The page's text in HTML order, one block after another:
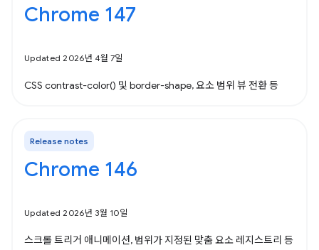
Chrome 147
Updated 2026년 4월 7일
CSS contrast-color() 및 border-shape, 요소 범위 뷰 전환 등
Release notes
Chrome 146
Updated 2026년 3월 10일
스크롤 트리거 애니메이션, 범위가 지정된 맞춤 요소 레지스트리 등